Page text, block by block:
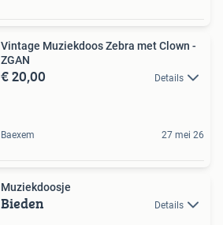
Vintage Muziekdoos Zebra met Clown -
ZGAN
€ 20,00 Details
Baexem 27 mei 26
Muziekdoosje
Bieden Details